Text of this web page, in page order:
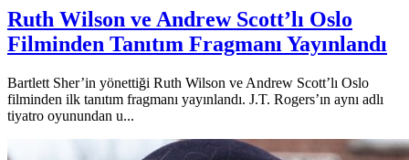
Ruth Wilson ve Andrew Scott’lı Oslo
Filminden Tanıtım Fragmanı Yayınlandı
Bartlett Sher’in yönettiği Ruth Wilson ve Andrew Scott’lı Oslo
filminden ilk tanıtım fragmanı yayınlandı. J.T. Rogers’ın aynı adlı
tiyatro oyunundan u...